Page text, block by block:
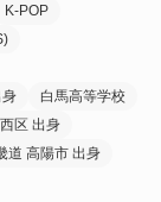
K-POP
白馬高等学校
区 出身
道 高陽市 出身